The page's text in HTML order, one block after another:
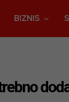
BIZNIS